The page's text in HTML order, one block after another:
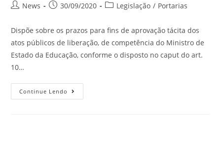
News 30/09/2020 Legislação / Portarias
Dispõe sobre os prazos para fins de aprovação tácita dos
atos públicos de liberação, de competência do Ministro de
Estado da Educação, conforme o disposto no caput do art.
10…
Continue Lendo